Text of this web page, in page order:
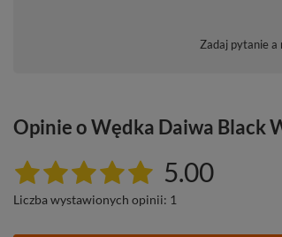
Zadaj pytanie a
Opinie o Wędka Daiwa Black
5.00
Liczba wystawionych opinii: 1